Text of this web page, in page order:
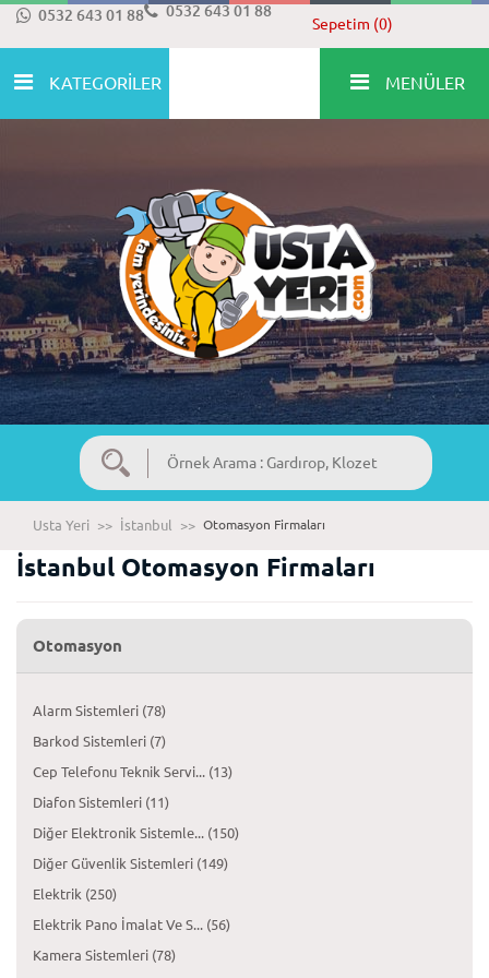
0532 643 01 88 0532 643 01 88
Sepetim (0)
KATEGORİLER MENÜLER
Usta Yeri >> İstanbul >> Otomasyon Firmaları
İstanbul Otomasyon Firmaları
Otomasyon
Alarm Sistemleri (78)
Barkod Sistemleri (7)
Cep Telefonu Teknik Servi... (13)
Diafon Sistemleri (11)
Diğer Elektronik Sistemle... (150)
Diğer Güvenlik Sistemleri (149)
Elektrik (250)
Elektrik Pano İmalat Ve S... (56)
Kamera Sistemleri (78)